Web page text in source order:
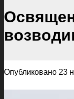
Опубликовано 23